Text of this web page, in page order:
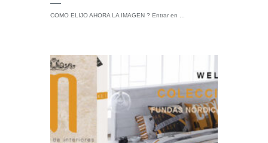
COMO ELIJO AHORA LA IMAGEN ? Entrar en ...